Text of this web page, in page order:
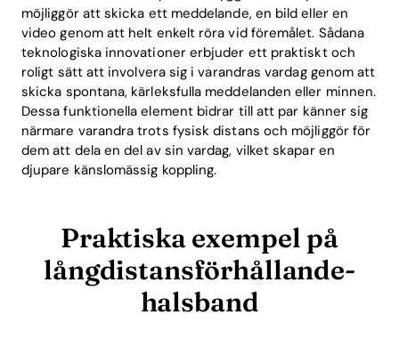
Blog
möjliggör att skicka ett meddelande, en bild eller en
video genom att helt enkelt röra vid föremålet. Sådana
teknologiska innovationer erbjuder ett praktiskt och
roligt sätt att involvera sig i varandras vardag genom att
skicka spontana, kärleksfulla meddelanden eller minnen.
Dessa funktionella element bidrar till att par känner sig
närmare varandra trots fysisk distans och möjliggör för
dem att dela en del av sin vardag, vilket skapar en
djupare känslomässig koppling.
Praktiska exempel på
långdistansförhållande-
halsband